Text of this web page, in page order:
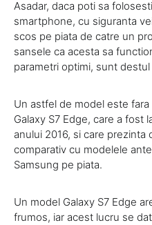
Asadar, daca poti sa
smartphone, cu siguranta
scos pe piata de catre un
sansele ca acesta sa
parametri optimi, sunt destul
Un astfel de model este
Galaxy S7 Edge, care a fost
anului 2016, si care
comparativ cu modelele
Samsung pe piata.
Un model Galaxy S7 Edge
frumos, iar acest lucru se